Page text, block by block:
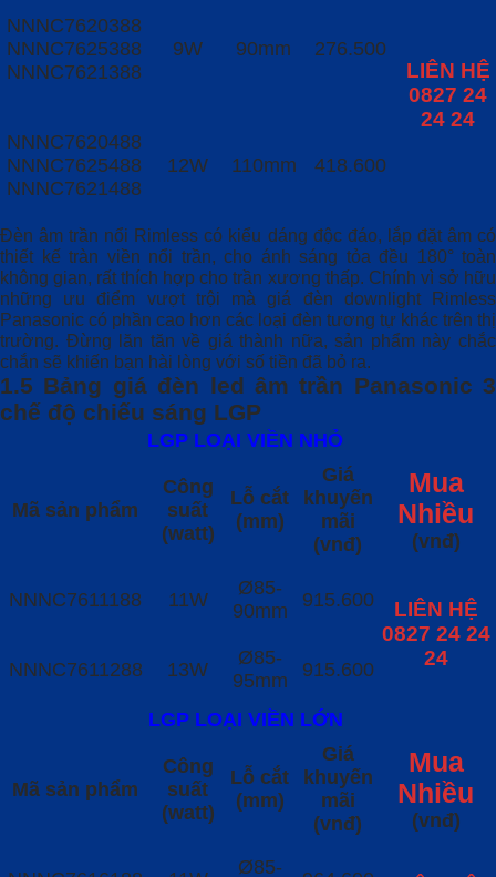
NNNC7620388
NNNC7625388
NNNC7621388
9W 90mm 276.500
LIÊN HỆ
0827 24
24 24
NNNC7620488
NNNC7625488
NNNC7621488
12W 110mm 418.600
Đèn âm trần nổi Rimless có kiểu dáng độc đáo, lắp đặt âm có
thiết kế tràn viền nổi trần, cho ánh sáng tỏa đều 180° toàn
không gian, rất thích hợp cho trần xương thấp. Chính vì sở hữu
những ưu điểm vượt trội mà giá đèn downlight Rimless
Panasonic có phần cao hơn các loại đèn tương tự khác trên thị
trường. Đừng lăn tăn về giá thành nữa, sản phẩm này chắc
chắn sẽ khiến bạn hài lòng với số tiền đã bỏ ra.
1.5 Bảng giá đèn led âm trần Panasonic 3
chế độ chiếu sáng LGP
LGP LOẠI VIỀN NHỎ
Mã sản phẩm
Công
suất
(watt)
Lỗ cắt
(mm)
Giá
khuyến
mãi
(vnđ)
Mua
Nhiều
(vnđ)
NNNC7611188 11W
Ø85-
90mm
915.600
LIÊN HỆ
0827 24 24
24
NNNC7611288 13W
Ø85-
95mm
915.600
LGP LOẠI VIỀN LỚN
Mã sản phẩm
Công
suất
(watt)
Lỗ cắt
(mm)
Giá
khuyến
mãi
(vnđ)
Mua
Nhiều
(vnđ)
Ø85-